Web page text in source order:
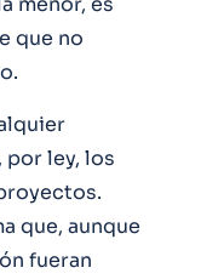
que no
ley, los
que, aunque
fueran